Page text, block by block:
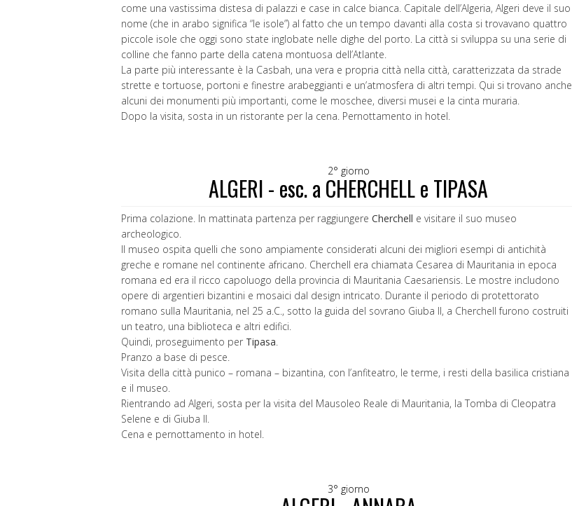
come una vastissima distesa di palazzi e case in calce bianca. Capitale dell’Algeria, Algeri deve il suo
nome (che in arabo significa “le isole”) al fatto che un tempo davanti alla costa si trovavano quattro
piccole isole che oggi sono state inglobate nelle dighe del porto. La città si sviluppa su una serie di
colline che fanno parte della catena montuosa dell’Atlante.
La parte più interessante è la Casbah, una vera e propria città nella città, caratterizzata da strade
strette e tortuose, portoni e finestre arabeggianti e un’atmosfera di altri tempi. Qui si trovano anche
alcuni dei monumenti più importanti, come le moschee, diversi musei e la cinta muraria.
Dopo la visita, sosta in un ristorante per la cena. Pernottamento in hotel.
2° giorno
ALGERI - esc. a CHERCHELL e TIPASA
Prima colazione. In mattinata partenza per raggiungere Cherchell e visitare il suo museo
archeologico.
Il museo ospita quelli che sono ampiamente considerati alcuni dei migliori esempi di antichità
greche e romane nel continente africano. Cherchell era chiamata Cesarea di Mauritania in epoca
romana ed era il ricco capoluogo della provincia di Mauritania Caesariensis. Le mostre includono
opere di argentieri bizantini e mosaici dal design intricato. Durante il periodo di protettorato
romano sulla Mauritania, nel 25 a.C., sotto la guida del sovrano Giuba II, a Cherchell furono costruiti
un teatro, una biblioteca e altri edifici.
Quindi, proseguimento per Tipasa.
Pranzo a base di pesce.
Visita della città punico – romana – bizantina, con l’anfiteatro, le terme, i resti della basilica cristiana
e il museo.
Rientrando ad Algeri, sosta per la visita del Mausoleo Reale di Mauritania, la Tomba di Cleopatra
Selene e di Giuba II.
Cena e pernottamento in hotel.
3° giorno